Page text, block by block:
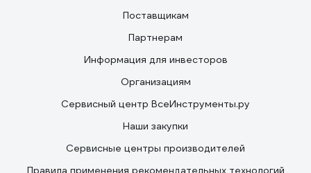
Поставщикам
Партнерам
Информация для инвесторов
Организациям
Сервисный центр ВсеИнструменты.ру
Наши закупки
Сервисные центры производителей
Правила применения рекомендательных технологий